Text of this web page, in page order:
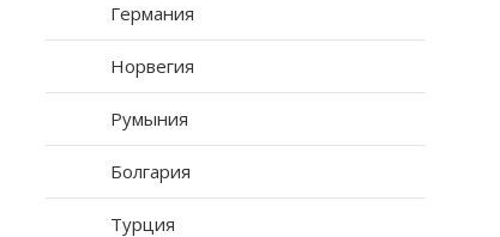
Германия
Норвегия
Румыния
Болгария
Турция